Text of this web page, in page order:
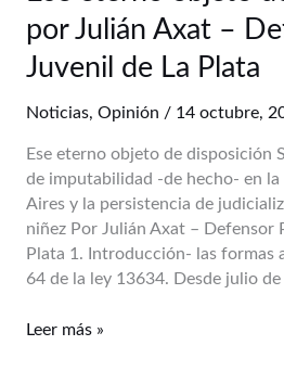
por Julián Axat –
Juvenil de La Plata
Noticias, Opinión / 14 octubre,
Ese eterno objeto de disposición
de imputabilidad -de hecho- en
Aires y la persistencia de
niñez Por Julián Axat – Defensor
Plata 1. Introducción- las formas
64 de la ley 13634. Desde julio de
objeto
de
por
Axat
–
Defensor
Penal
Juvenil
de
Plata
Leer más »